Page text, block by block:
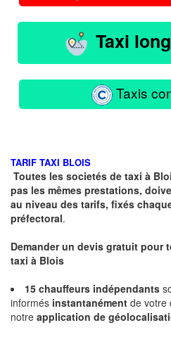
Taxi
Taxis
TARIF TAXI BLOIS
Toutes les societés de taxi à
pas les mêmes prestations,
au niveau des tarifs, fixés
préfectoral.
Demander un devis gratuit pour
taxi à Blois
15 chauffeurs indépendants
informés instantanément de votre
notre application de